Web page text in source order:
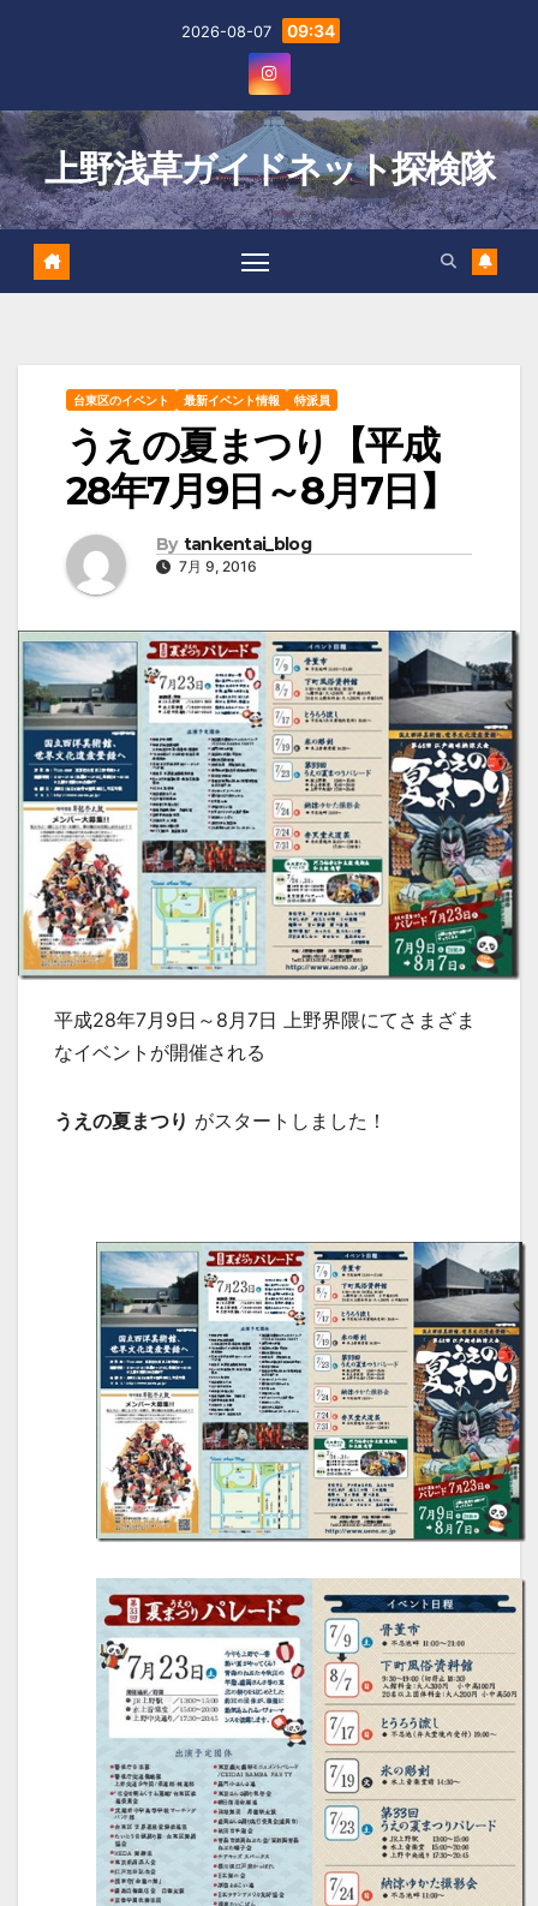
2026-08-07 09:34
上野浅草ガイドネット探検隊
台東区のイベント 最新イベント情報 特派員
うえの夏まつり【平成
28年7月9日～8月7日】
By tankentai_blog
7月 9, 2016
平成28年7月9日～8月7日 上野界隈にてさまざま
なイベントが開催される
うえの夏まつり がスタートしました！